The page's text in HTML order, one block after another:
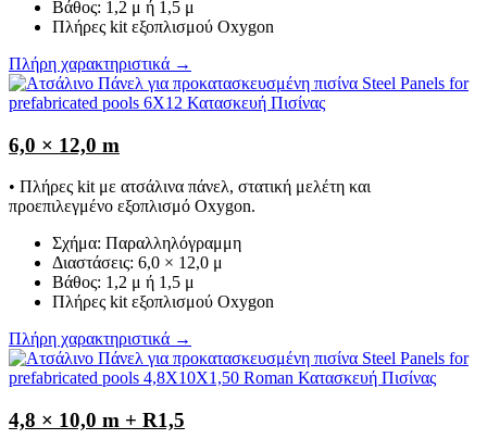
Βάθος: 1,2 μ ή 1,5 μ
Πλήρες kit εξοπλισμού Oxygon
Πλήρη χαρακτηριστικά →
6,0 × 12,0 m
• Πλήρες kit με ατσάλινα πάνελ, στατική μελέτη και
προεπιλεγμένο εξοπλισμό Oxygon.
Σχήμα: Παραλληλόγραμμη
Διαστάσεις: 6,0 × 12,0 μ
Βάθος: 1,2 μ ή 1,5 μ
Πλήρες kit εξοπλισμού Oxygon
Πλήρη χαρακτηριστικά →
4,8 × 10,0 m + R1,5